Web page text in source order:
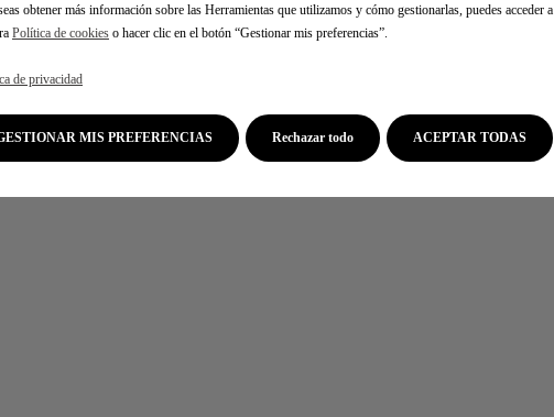
obtener más información sobre las Herramientas que utilizamos y cómo gestionarlas, puedes acceder a
Política de cookies o hacer clic en el botón “Gestionar mis preferencias”.
de privacidad
GESTIONAR MIS PREFERENCIAS ACEPTAR TODAS
Rechazar todo